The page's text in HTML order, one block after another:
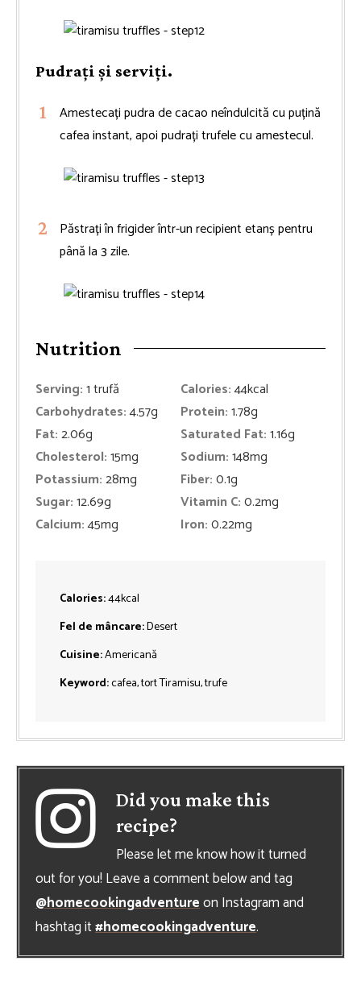
Pudrați și serviți.
Amestecați pudra de cacao neîndulcită cu puțină
cafea instant, apoi pudrați trufele cu amestecul.
Păstrați în frigider într-un recipient etanș pentru
până la 3 zile.
Nutrition
Serving:1trufă Calories:44kcal
Carbohydrates:4.57g Protein:1.78g
Fat:2.06g Saturated Fat:1.16g
Cholesterol:15mg Sodium:148mg
Potassium:28mg Fiber:0.1g
Sugar:12.69g Vitamin C:0.2mg
Calcium:45mg Iron:0.22mg
Calories:44kcal
Fel de mâncare:Desert
Cuisine:Americană
Keyword:cafea, tort Tiramisu, trufe
Did you make this
recipe?
Please let me know how it turned
out for you! Leave a comment below and tag
@homecookingadventureon Instagram and
hashtag it#homecookingadventure.